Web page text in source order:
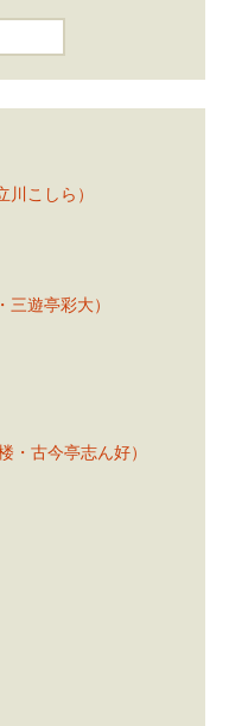
こしら）
遊亭彩大）
・古今亭志ん好）